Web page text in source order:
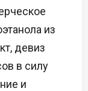
из
девиз
в силу
и